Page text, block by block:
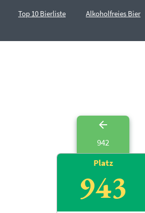
Top 10 Bierliste Alkoholfreies Bier
942
Platz
943